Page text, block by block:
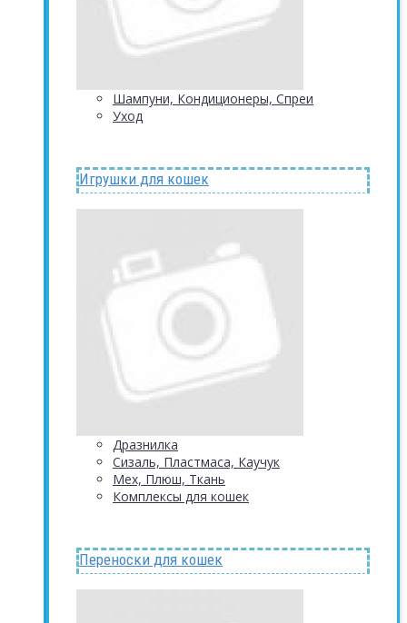
Шампуни, Кондиционеры, Спреи
Уход
Игрушки для кошек
Дразнилка
Сизаль, Пластмаса, Каучук
Мех, Плюш, Ткань
Комплексы для кошек
Переноски для кошек